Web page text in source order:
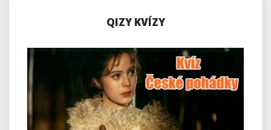
QIZY KVÍZY